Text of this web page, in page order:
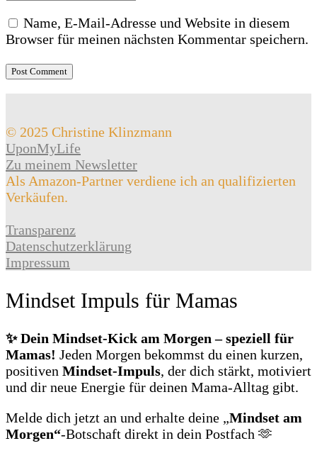
Name, E-Mail-Adresse und Website in diesem
Browser für meinen nächsten Kommentar speichern.
© 2025 Christine Klinzmann
UponMyLife
Zu meinem Newsletter
Als Amazon-Partner verdiene ich an qualifizierten
Verkäufen.
Transparenz
Datenschutzerklärung
Impressum
Mindset Impuls für Mamas
✨ Dein Mindset‑Kick am Morgen – speziell für
Mamas! Jeden Morgen bekommst du einen kurzen,
positiven Mindset‑Impuls, der dich stärkt, motiviert
und dir neue Energie für deinen Mama‑Alltag gibt.
Melde dich jetzt an und erhalte deine „Mindset am
Morgen“‑Botschaft direkt in dein Postfach 🫶